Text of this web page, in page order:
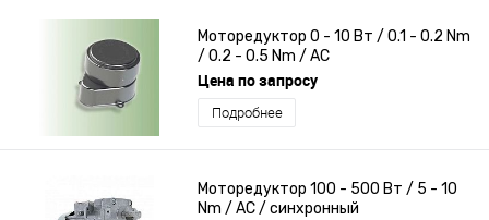
Моторедуктор 0 - 10 Вт / 0.1 - 0.2 Nm
/ 0.2 - 0.5 Nm / AC
Цена по запросу
Подробнее
Моторедуктор 100 - 500 Вт / 5 - 10
Nm / AC / синхронный